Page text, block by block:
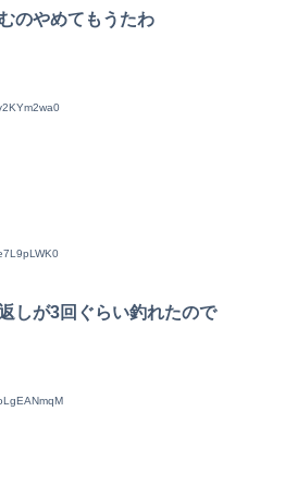
のやめてもうたわ
しが3回ぐらい釣れたので